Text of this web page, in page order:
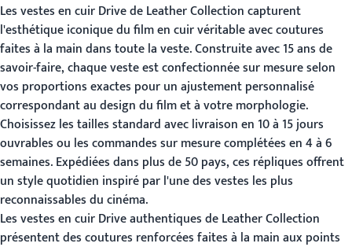
Les vestes en cuir Drive de Leather Collection capturent
l'esthétique iconique du film en cuir véritable avec coutures
faites à la main dans toute la veste. Construite avec 15 ans de
savoir-faire, chaque veste est confectionnée sur mesure selon
vos proportions exactes pour un ajustement personnalisé
correspondant au design du film et à votre morphologie.
Choisissez les tailles standard avec livraison en 10 à 15 jours
ouvrables ou les commandes sur mesure complétées en 4 à 6
semaines. Expédiées dans plus de 50 pays, ces répliques offrent
un style quotidien inspiré par l'une des vestes les plus
reconnaissables du cinéma.
Les vestes en cuir Drive authentiques de Leather Collection
présentent des coutures renforcées faites à la main aux points